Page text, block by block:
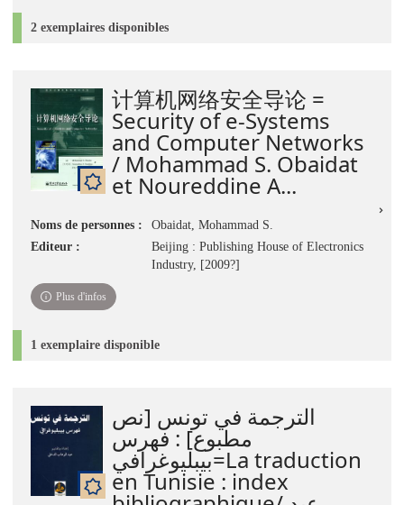
2 exemplaires disponibles
计算机网络安全导论 =
Security of e-Systems
and Computer Networks
/ Mohammad S. Obaidat
et Noureddine A...
Noms de personnes :
Obaidat, Mohammad S.
Editeur :
Beijing : Publishing House of Electronics
Industry, [2009?]
Plus d'infos
1 exemplaire disponible
الترجمة في تونس [نص
مطبوع] : فهرس
بيبليوغرافي=La traduction
en Tunisie : index